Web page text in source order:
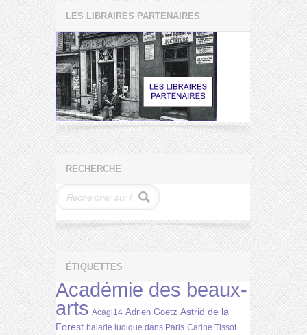
LES LIBRAIRES PARTENAIRES
RECHERCHE
ÉTIQUETTES
Académie des beaux-
arts Acagl14 Adrien Goetz Astrid de la
Forest balade ludique dans Paris Carine Tissot